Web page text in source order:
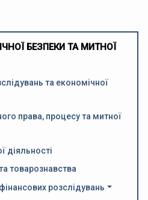
БЕЗПЕКИ ТА МИТНОЇ
та економічної
права, процесу та митної
діяльності
товарознавства
розслідувань